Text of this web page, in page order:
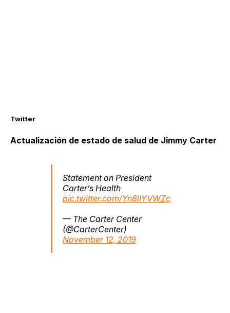
Twitter
Actualización de estado de salud de Jimmy Carter
Statement on President
Carter’s Health
pic.twitter.com/Yn8iIYVWZc
— The Carter Center
(@CarterCenter)
November 12, 2019